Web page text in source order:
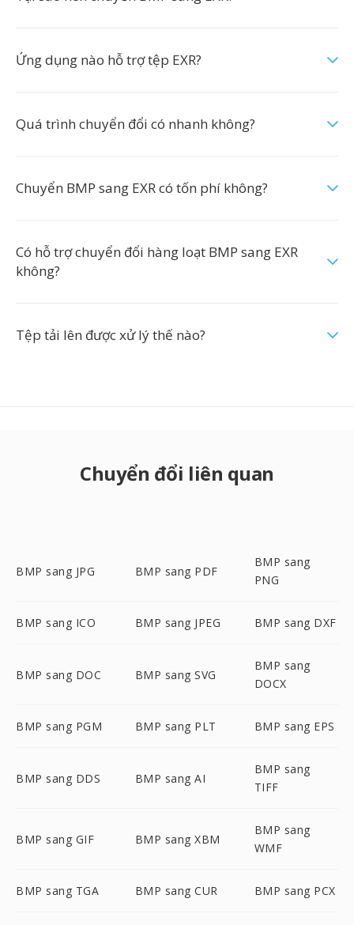
Ứng dụng nào hỗ trợ tệp EXR?
Quá trình chuyển đổi có nhanh không?
Chuyển BMP sang EXR có tốn phí không?
Có hỗ trợ chuyển đổi hàng loạt BMP sang EXR
không?
Tệp tải lên được xử lý thế nào?
Chuyển đổi liên quan
BMP sang JPG BMP sang PDF
BMP sang
PNG
BMP sang ICO BMP sang JPEG BMP sang DXF
BMP sang DOC BMP sang SVG
BMP sang
DOCX
BMP sang PGM BMP sang PLT BMP sang EPS
BMP sang DDS BMP sang AI
BMP sang
TIFF
BMP sang GIF BMP sang XBM
BMP sang
WMF
BMP sang TGA BMP sang CUR BMP sang PCX